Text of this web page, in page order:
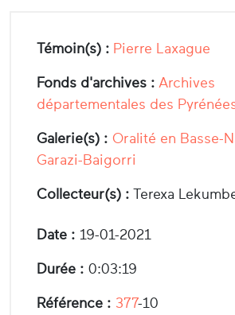
Témoin(s) : Pierre Laxague
Fonds d'archives : Archives
départementales des
Galerie(s) : Oralité en Basse-
Garazi-Baigorri
Collecteur(s) : Terexa
Date : 19-01-2021
Durée : 0:03:19
Référence : 377-10